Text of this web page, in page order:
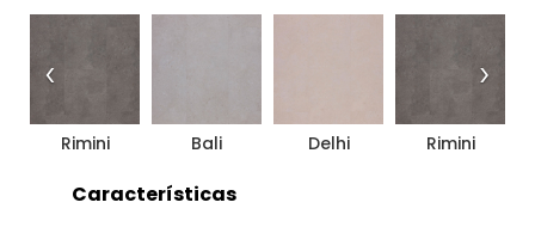
Rimini Bali Delhi Rimini
‹ ›
Características